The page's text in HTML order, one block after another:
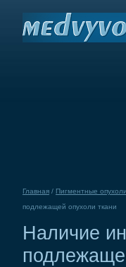
Главная / Пигментные опухоли
подлежащей опухоли ткани
Наличие